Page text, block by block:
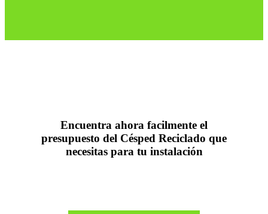
Encuentra ahora facilmente el
presupuesto del Césped Reciclado que
necesitas para tu instalación